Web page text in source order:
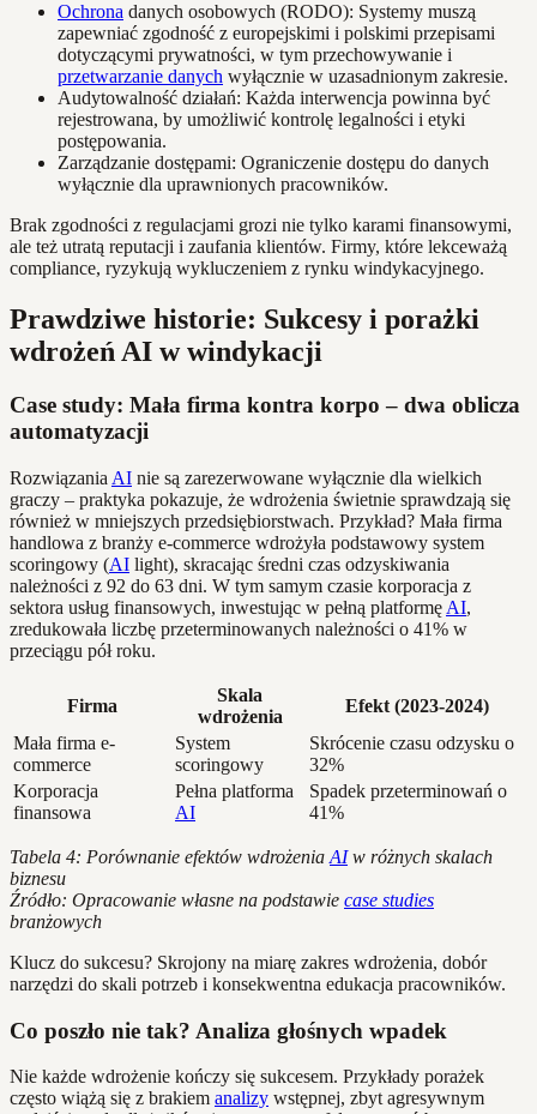
Ochrona danych osobowych (RODO): Systemy muszą
zapewniać zgodność z europejskimi i polskimi przepisami
dotyczącymi prywatności, w tym przechowywanie i
przetwarzanie danych wyłącznie w uzasadnionym zakresie.
Audytowalność działań: Każda interwencja powinna być
rejestrowana, by umożliwić kontrolę legalności i etyki
postępowania.
Zarządzanie dostępami: Ograniczenie dostępu do danych
wyłącznie dla uprawnionych pracowników.
Brak zgodności z regulacjami grozi nie tylko karami finansowymi,
ale też utratą reputacji i zaufania klientów. Firmy, które lekceważą
compliance, ryzykują wykluczeniem z rynku windykacyjnego.
Prawdziwe historie: Sukcesy i porażki
wdrożeń AI w windykacji
Case study: Mała firma kontra korpo – dwa oblicza
automatyzacji
Rozwiązania AI nie są zarezerwowane wyłącznie dla wielkich
graczy – praktyka pokazuje, że wdrożenia świetnie sprawdzają się
również w mniejszych przedsiębiorstwach. Przykład? Mała firma
handlowa z branży e-commerce wdrożyła podstawowy system
scoringowy (AI light), skracając średni czas odzyskiwania
należności z 92 do 63 dni. W tym samym czasie korporacja z
sektora usług finansowych, inwestując w pełną platformę AI,
zredukowała liczbę przeterminowanych należności o 41% w
przeciągu pół roku.
Firma
Skala
wdrożenia
Efekt (2023-2024)
Mała firma e-
commerce
System
scoringowy
Skrócenie czasu odzysku o
32%
Korporacja
finansowa
Pełna platforma
AI
Spadek przeterminowań o
41%
Tabela 4: Porównanie efektów wdrożenia AIw różnych skalach
biznesu
Źródło: Opracowanie własne na podstawie case studies
branżowych
Klucz do sukcesu? Skrojony na miarę zakres wdrożenia, dobór
narzędzi do skali potrzeb i konsekwentna edukacja pracowników.
Co poszło nie tak? Analiza głośnych wpadek
Nie każde wdrożenie kończy się sukcesem. Przykłady porażek
często wiążą się z brakiem analizy wstępnej, zbyt agresywnym